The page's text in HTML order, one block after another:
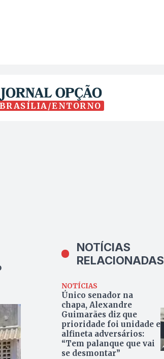
BRASÍLIA/ENTORNO
NOTÍCIAS
RELACIONADAS
NOTÍCIAS
Único senador na
chapa, Alexandre
Guimarães diz que
prioridade foi unidade e
alfineta adversários:
“Tem palanque que vai
se desmontar”